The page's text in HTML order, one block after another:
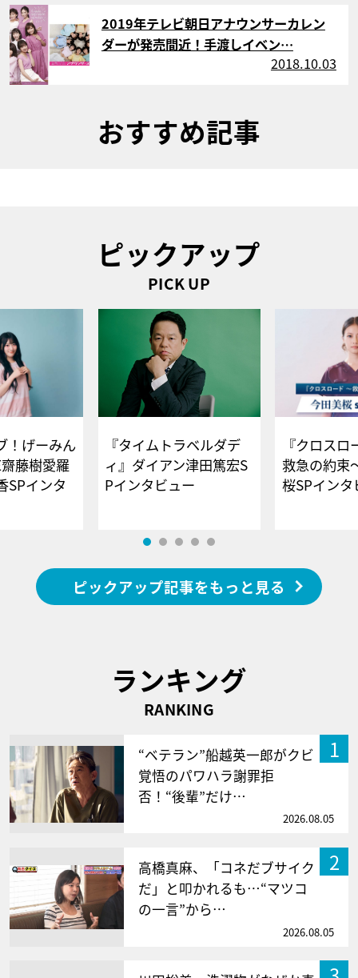
2019年テレビ朝日アナウンサーカレン
ダーが発売間近！手渡しイベン…
2018.10.03
おすすめ記事
ピックアップ
PICK UP
！げーみん
藤樹愛羅
SPインタ
『タイムトラベルダデ
ィ』ダイアン津田篤宏S
Pインタビュー
『クロス
救急の約束
桜SPイ
ピックアップ記事をもっと見る
ランキング
RANKING
1
“ベテラン”船越英一郎がクビ
覚悟のパワハラ謝罪拒
否！“後輩”だけ…
2026.08.05
2
高橋真麻、「コネだブサイク
だ」と叩かれるも…“マツコ
の一言”から…
2026.08.05